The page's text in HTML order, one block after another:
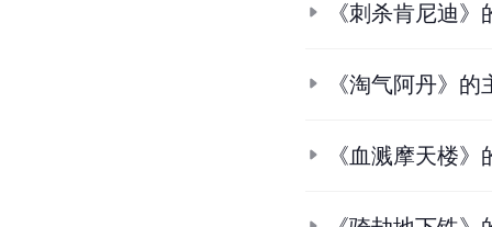
《刺杀肯尼迪
《淘气阿丹》的
《血溅摩天楼